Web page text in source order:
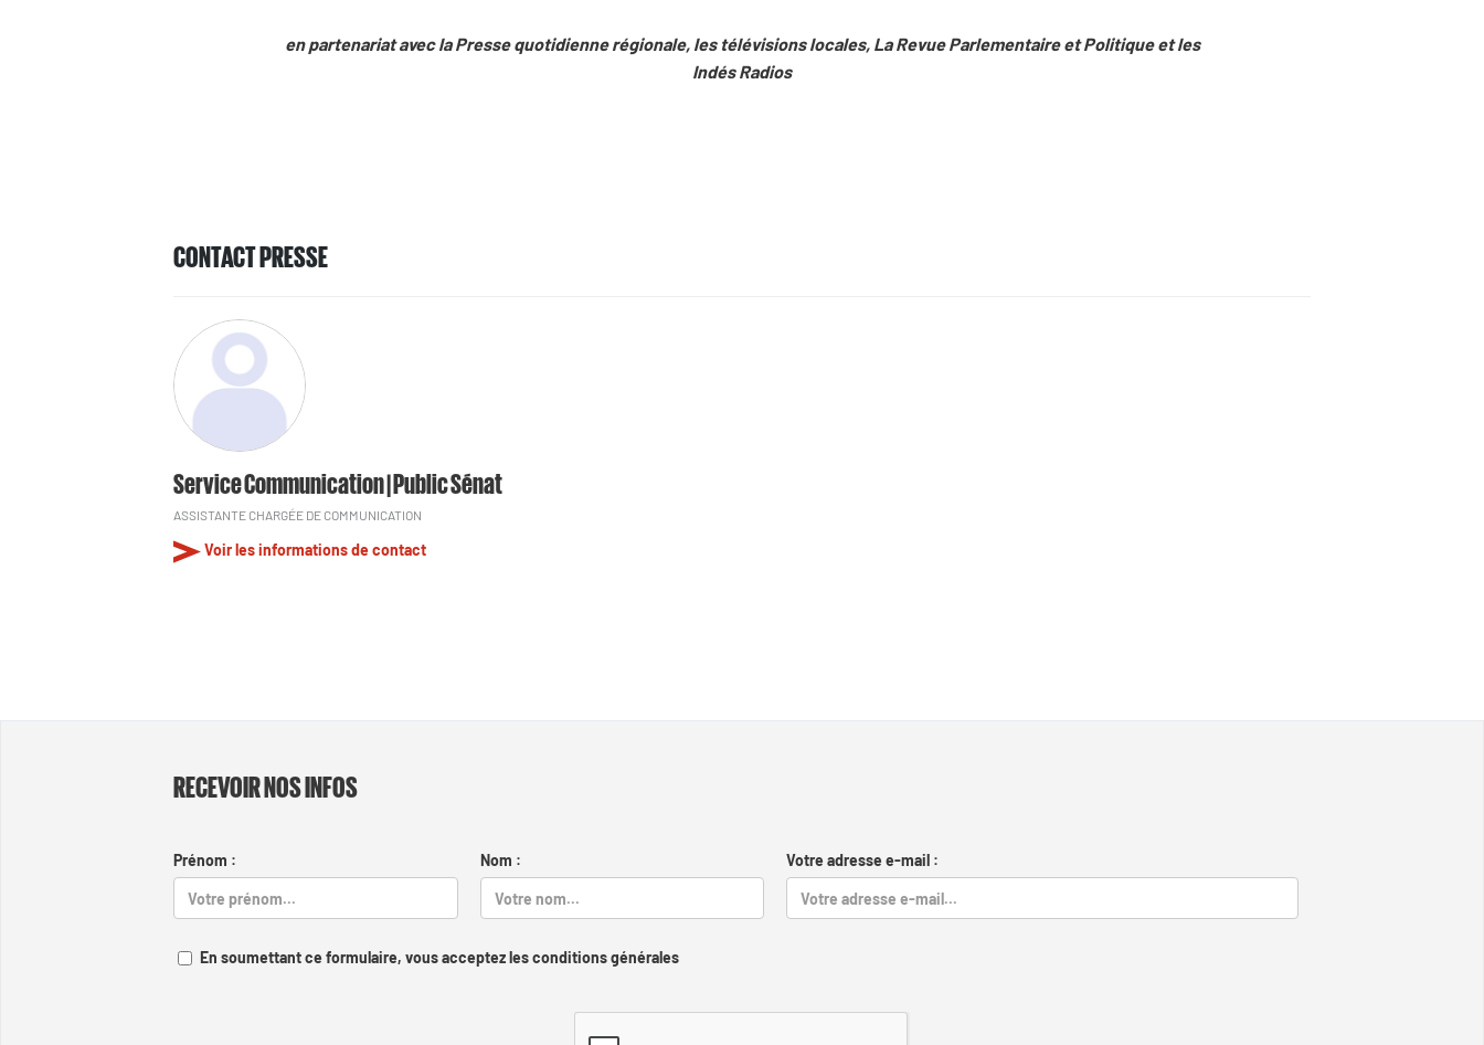
en partenariat avec la Presse quotidienne régionale, les télévisions locales, La Revue Parlementaire et Politiqueet les
Indés Radios
CONTACT PRESSE
Service Communication | Public Sénat
ASSISTANTE CHARGÉE DE COMMUNICATION
Voir les informations de contact
RECEVOIR NOS INFOS
Prénom : Nom : Votre adresse e-mail :
En soumettant ce formulaire, vous acceptez les conditions générales